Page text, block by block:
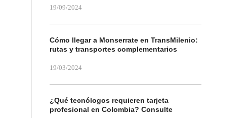
19/09/2024
Cómo llegar a Monserrate en TransMilenio:
rutas y transportes complementarios
19/03/2024
¿Qué tecnólogos requieren tarjeta
profesional en Colombia? Consulte